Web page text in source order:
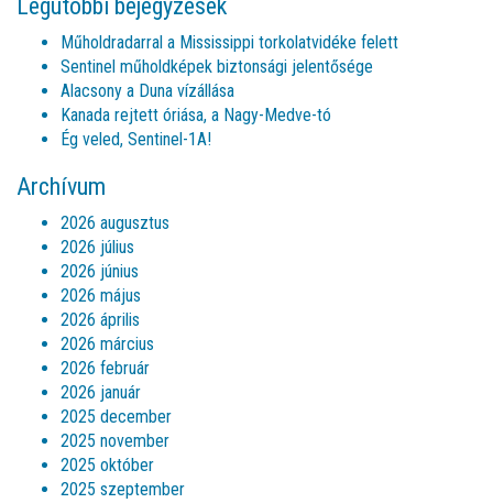
Legutóbbi bejegyzések
Műholdradarral a Mississippi torkolatvidéke felett
Sentinel műholdképek biztonsági jelentősége
Alacsony a Duna vízállása
Kanada rejtett óriása, a Nagy-Medve-tó
Ég veled, Sentinel-1A!
Archívum
2026 augusztus
2026 július
2026 június
2026 május
2026 április
2026 március
2026 február
2026 január
2025 december
2025 november
2025 október
2025 szeptember